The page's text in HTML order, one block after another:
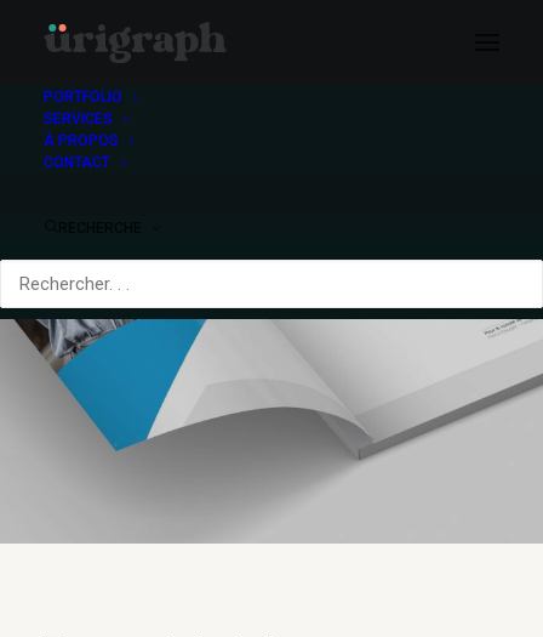
PORTFOLIO
SERVICES
À PROPOS
CONTACT